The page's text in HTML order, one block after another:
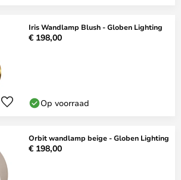
Iris Wandlamp Blush - Globen Lighting
€ 198,00
Op voorraad
Orbit wandlamp beige - Globen Lighting
€ 198,00